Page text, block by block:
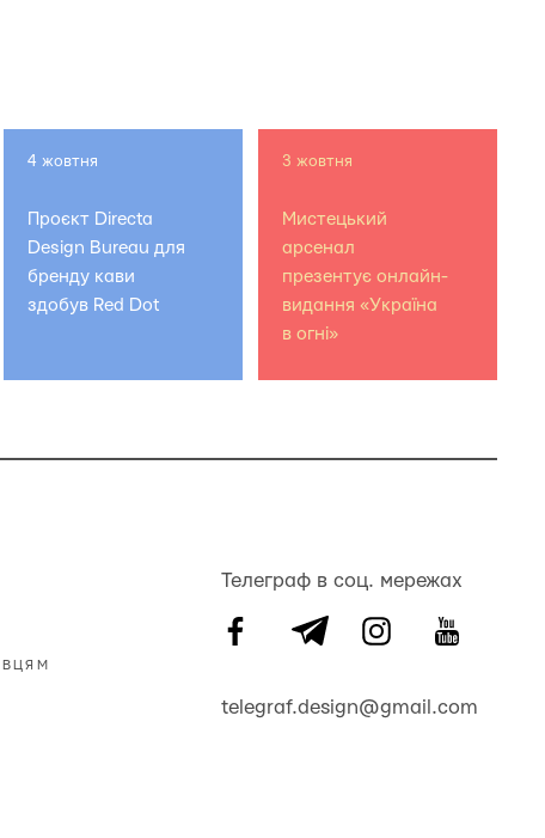
4 жовтня
Проєкт Directa
Design Bureau для
бренду кави
здобув Red Dot
3 жовтня
Мистецький
арсенал
презентує онлайн-
видання «Україна
в огні»
Телеграф в соц. мережах
telegraf.design@gmail.com